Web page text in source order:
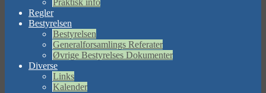
Praktisk info
Regler
Bestyrelsen
Bestyrelsen
Generalforsamlings Referater
Øvrige Bestyrelses Dokumenter
Diverse
Links
Kalender